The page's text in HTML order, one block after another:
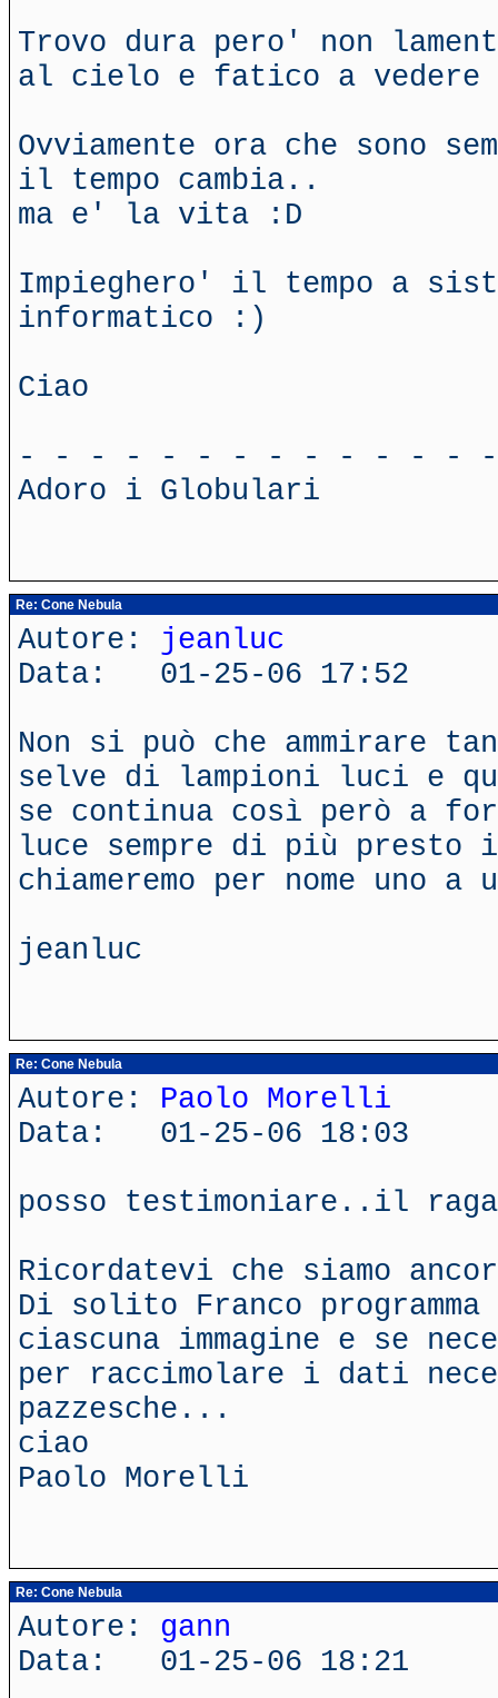
Trovo dura pero' non
al cielo e fatico a vedere
Ovviamente ora che sono
il tempo cambia..
ma e' la vita :D
Impieghero' il tempo a
informatico :)
Ciao
- - - - - - - - - - - - -
Adoro i Globulari
Re: Cone Nebula
Autore: jeanluc
Data: 01-25-06 17:52
Non si può che ammirare
selve di lampioni luci e
se continua così però a
luce sempre di più
chiameremo per nome uno a
jeanluc
Re: Cone Nebula
Autore: Paolo Morelli
Data: 01-25-06 18:03
posso testimoniare..il
Ricordatevi che siamo
Di solito Franco
ciascuna immagine e se
per raccimolare i dati
pazzesche...
ciao
Paolo Morelli
Re: Cone Nebula
Autore: gann
Data: 01-25-06 18:21